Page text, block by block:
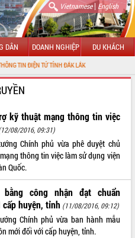
Vietnamese| English
DÂN DOANH NGHIỆP DU KHÁCH
TỬ TỈNH ĐẮK LẮK
kỹ thuật mạng thông tin việc
08/2016, 09:31)
Chính phủ vừa phê duyệt chủ
thông tin việc làm sử dụng viện
Quốc.
bằng công nhận đạt chuẩn
cấp huyện, tỉnh (11/08/2016, 09:12)
Chính phủ vừa ban hành mẫu
mới đối với cấp huyện, tỉnh.